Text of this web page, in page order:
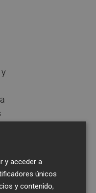
y acceder a
únicos
y contenido,